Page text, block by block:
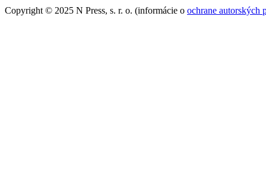
Copyright © 2025 N Press, s. r. o. (informácie o ochrane autorských